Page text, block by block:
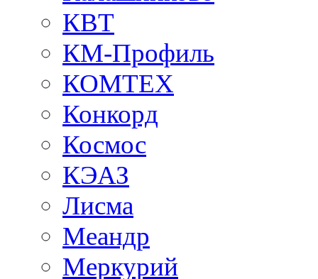
КВТ
КМ-Профиль
КОМТЕХ
Конкорд
Космос
КЭАЗ
Лисма
Меандр
Меркурий